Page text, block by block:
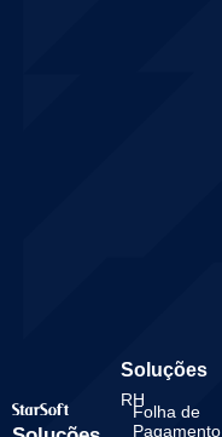
Soluções
RH
Folha de
Pagamento